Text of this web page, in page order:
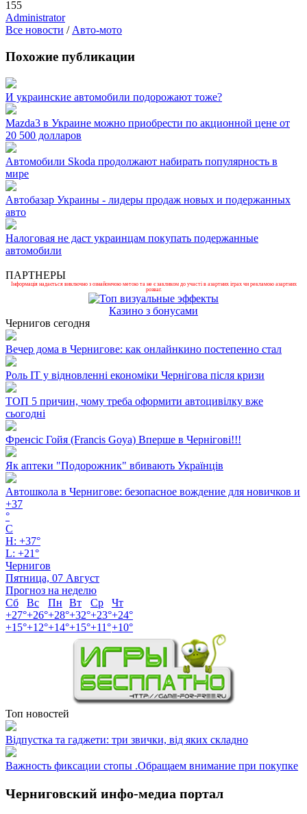
155
Administrator
Все новости / Авто-мото
Похожие публикации
И украинские автомобили подорожают тоже?
Mazda3 в Украине можно приобрести по акционной цене от
20 500 долларов
Автомобили Skoda продолжают набирать популярность в
мире
Автобазар Украины - лидеры продаж новых и подержанных
авто
Налоговая не даст украинцам покупать подержанные
автомобили
ПАРТНЕРЫ
Інформація надається виключно з ознайомчою метою та не є закликом до участі в азартних іграх чи рекламою азартних
розваг.
Казино з бонусами
Чернигов сегодня
Вечер дома в Чернигове: как онлайнкино постепенно стал
Роль ІТ у відновленні економіки Чернігова після кризи
ТОП 5 причин, чому треба оформити автоцивілку вже
сьогодні
Френсіс Гойя (Francis Goya) Вперше в Чернігові!!!
Як аптеки "Подорожник" вбивають Українців
Автошкола в Чернигове: безопасное вождение для новичков и
+37
°
C
H: +37°
L: +21°
Чернигов
Пятница, 07 Август
Прогноз на неделю
Сб
Вс Пн Вт Ср
Чт
+27°+26°+28°+32°+23°+24°
+15°+12°+14°+15°+11°+10°
Топ новостей
Відпустка та гаджети: три звички, від яких складно
Важность фиксации стопы .Обращаем внимание при покупке
Черниговский инфо-медиа портал